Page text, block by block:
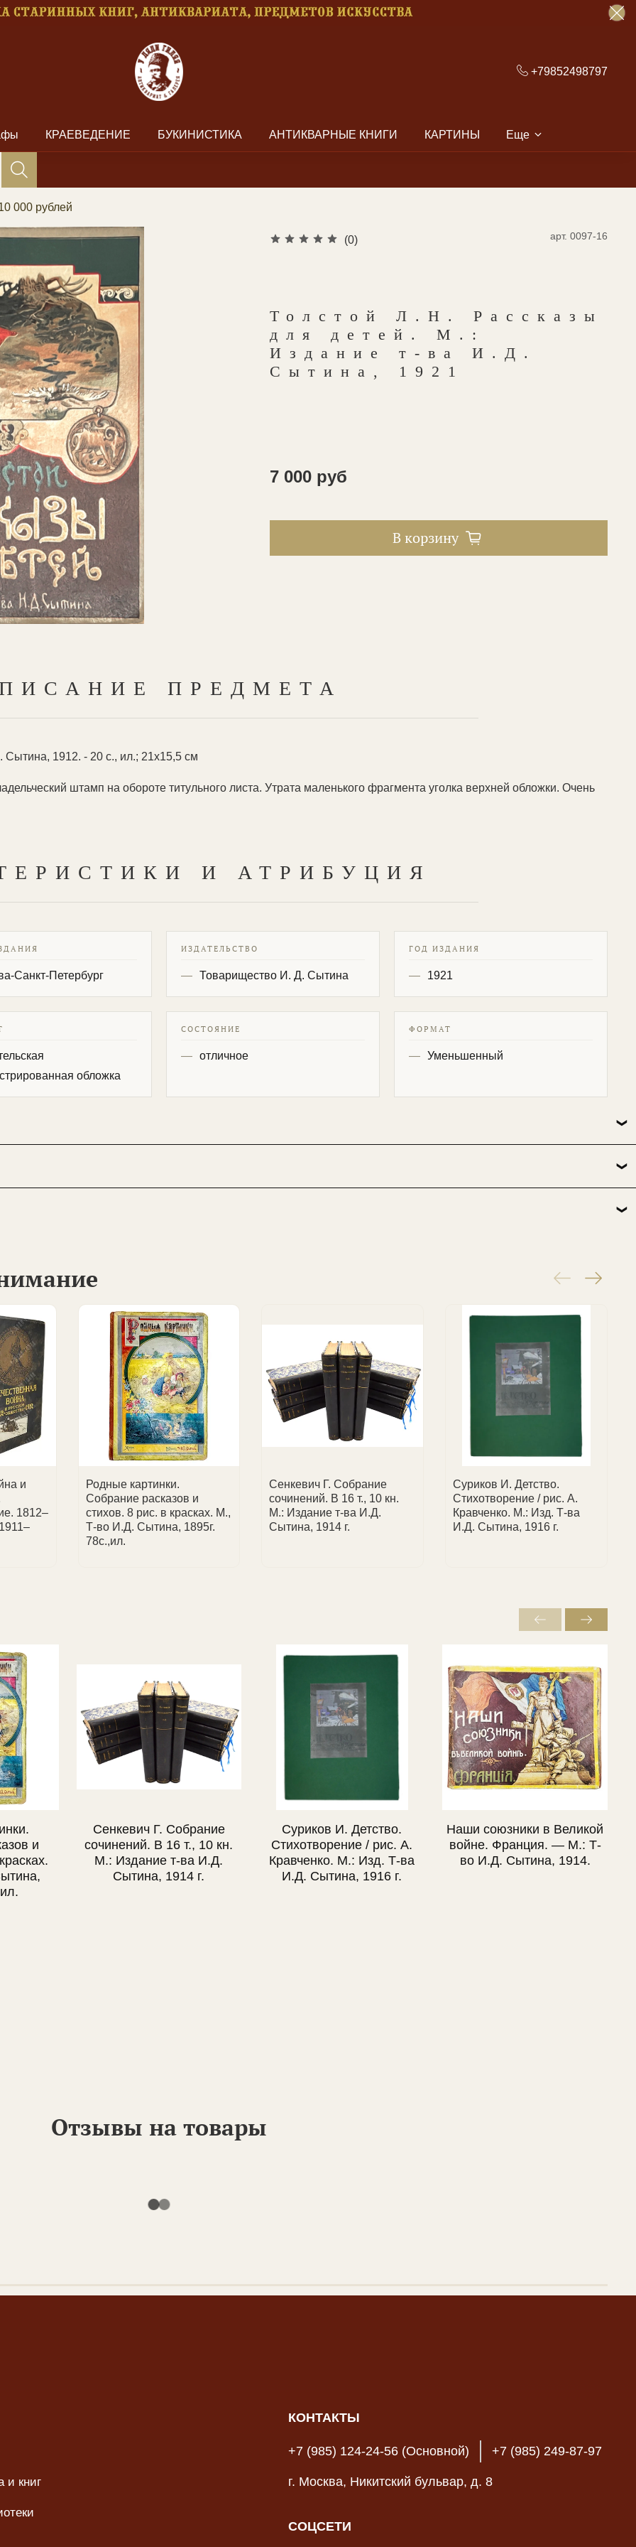
+79852498797
КРАЕВЕДЕНИЕ БУКИНИСТИКА АНТИКВАРНЫЕ КНИГИ КАРТИНЫ Еще
000 рублей
(0) арт. 0097-16
Толстой Л.Н. Рассказы
для детей. М.:
Издание т-ва И.Д.
Сытина, 1921
7 000 руб
В корзину
ПРЕДМЕТА
1912. - 20 с., ил.; 21х15,5 см
штамп на обороте титульного листа. Утрата маленького фрагмента уголка верхней обложки. Очень
И АТРИБУЦИЯ
Санкт-Петербург
ИЗДАТЕЛЬСТВО
Товарищество И. Д. Сытина
ГОД ИЗДАНИЯ
1921
обложка
СОСТОЯНИЕ
отличное
ФОРМАТ
Уменьшенный
счета или уточнения деталей.
советы по выбору антиквариата.
и формирование частных коллекций.
выдача сертификата с атрибуцией при покупке.
так и юридические лица.
и
1812–
Родные картинки.
Собрание расказов и
стихов. 8 рис. в красках. М.,
Т-во И.Д. Сытина, 1895г.
78с.,ил.
Сенкевич Г. Собрание
сочинений. В 16 т., 10 кн.
М.: Издание т-ва И.Д.
Сытина, 1914 г.
Суриков И. Детство.
Стихотворение / рис. А.
Кравченко. М.: Изд. Т-ва
И.Д. Сытина, 1916 г.
и
Сенкевич Г. Собрание
сочинений. В 16 т., 10 кн.
М.: Издание т-ва И.Д.
Сытина, 1914 г.
Суриков И. Детство.
Стихотворение / рис. А.
Кравченко. М.: Изд. Т-ва
И.Д. Сытина, 1916 г.
Наши союзники в Великой
войне. Франция. — М.: Т-
во И.Д. Сытина, 1914.
Отзывы на товары
и книг
КОНТАКТЫ
+7 (985) 124-24-56 (Основной) +7 (985) 249-87-97
г. Москва, Никитский бульвар, д. 8
СОЦСЕТИ